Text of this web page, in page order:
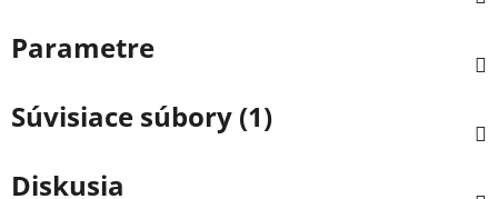
Parametre
Súvisiace súbory (1)
Diskusia